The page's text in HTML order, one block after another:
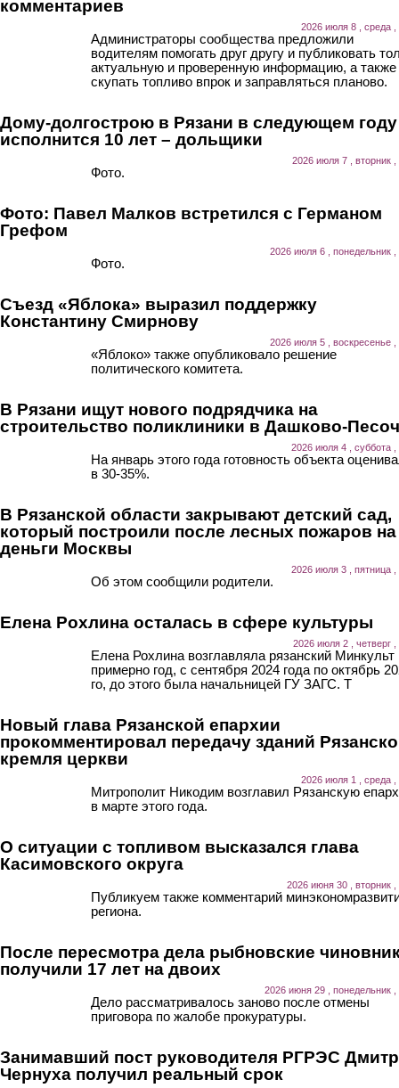
комментариев
2026 июля 8 , среда ,
Администраторы сообщества предложили
водителям помогать друг другу и публиковать
актуальную и проверенную информацию, а также
скупать топливо впрок и заправляться планово.
Дому-долгострою в Рязани в следующем году
исполнится 10 лет – дольщики
2026 июля 7 , вторник ,
Фото.
Фото: Павел Малков встретился с Германом
Грефом
2026 июля 6 , понедельник ,
Фото.
Съезд «Яблока» выразил поддержку
Константину Смирнову
2026 июля 5 , воскресенье ,
«Яблоко» также опубликовало решение
политического комитета.
В Рязани ищут нового подрядчика на
строительство поликлиники в Дашково-
2026 июля 4 , суббота ,
На январь этого года готовность объекта
в 30-35%.
В Рязанской области закрывают детский сад,
который построили после лесных пожаров на
деньги Москвы
2026 июля 3 , пятница ,
Об этом сообщили родители.
Елена Рохлина осталась в сфере культуры
2026 июля 2 , четверг ,
Елена Рохлина возглавляла рязанский Минкульт
примерно год, с сентября 2024 года по октябрь
го, до этого была начальницей ГУ ЗАГС. Т
Новый глава Рязанской епархии
прокомментировал передачу зданий
кремля церкви
2026 июля 1 , среда ,
Митрополит Никодим возглавил Рязанскую
в марте этого года.
О ситуации с топливом высказался глава
Касимовского округа
2026 июня 30 , вторник ,
Публикуем также комментарий
региона.
После пересмотра дела рыбновские
получили 17 лет на двоих
2026 июня 29 , понедельник ,
Дело рассматривалось заново после отмены
приговора по жалобе прокуратуры.
Занимавший пост руководителя РГРЭС
Чернуха получил реальный срок